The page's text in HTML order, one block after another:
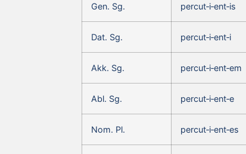
Gen. Sg. percut‑i‑ent‑is
Dat. Sg. percut‑i‑ent‑i
Akk. Sg. percut‑i‑ent‑em
Abl. Sg. percut‑i‑ent‑e
Nom. Pl. percut‑i‑ent‑es